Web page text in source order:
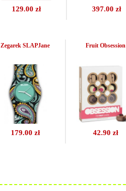
129.00 zł 397.00 zł
179.00 zł
Zegarek SLAPJane
42.90 zł
Fruit Obsession